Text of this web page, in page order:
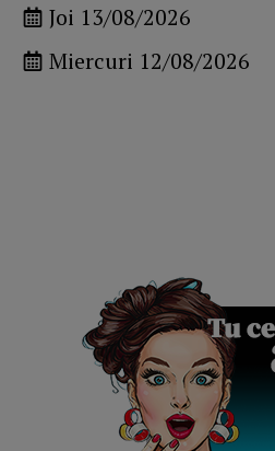
Joi 13/08/2026
Miercuri 12/08/2026